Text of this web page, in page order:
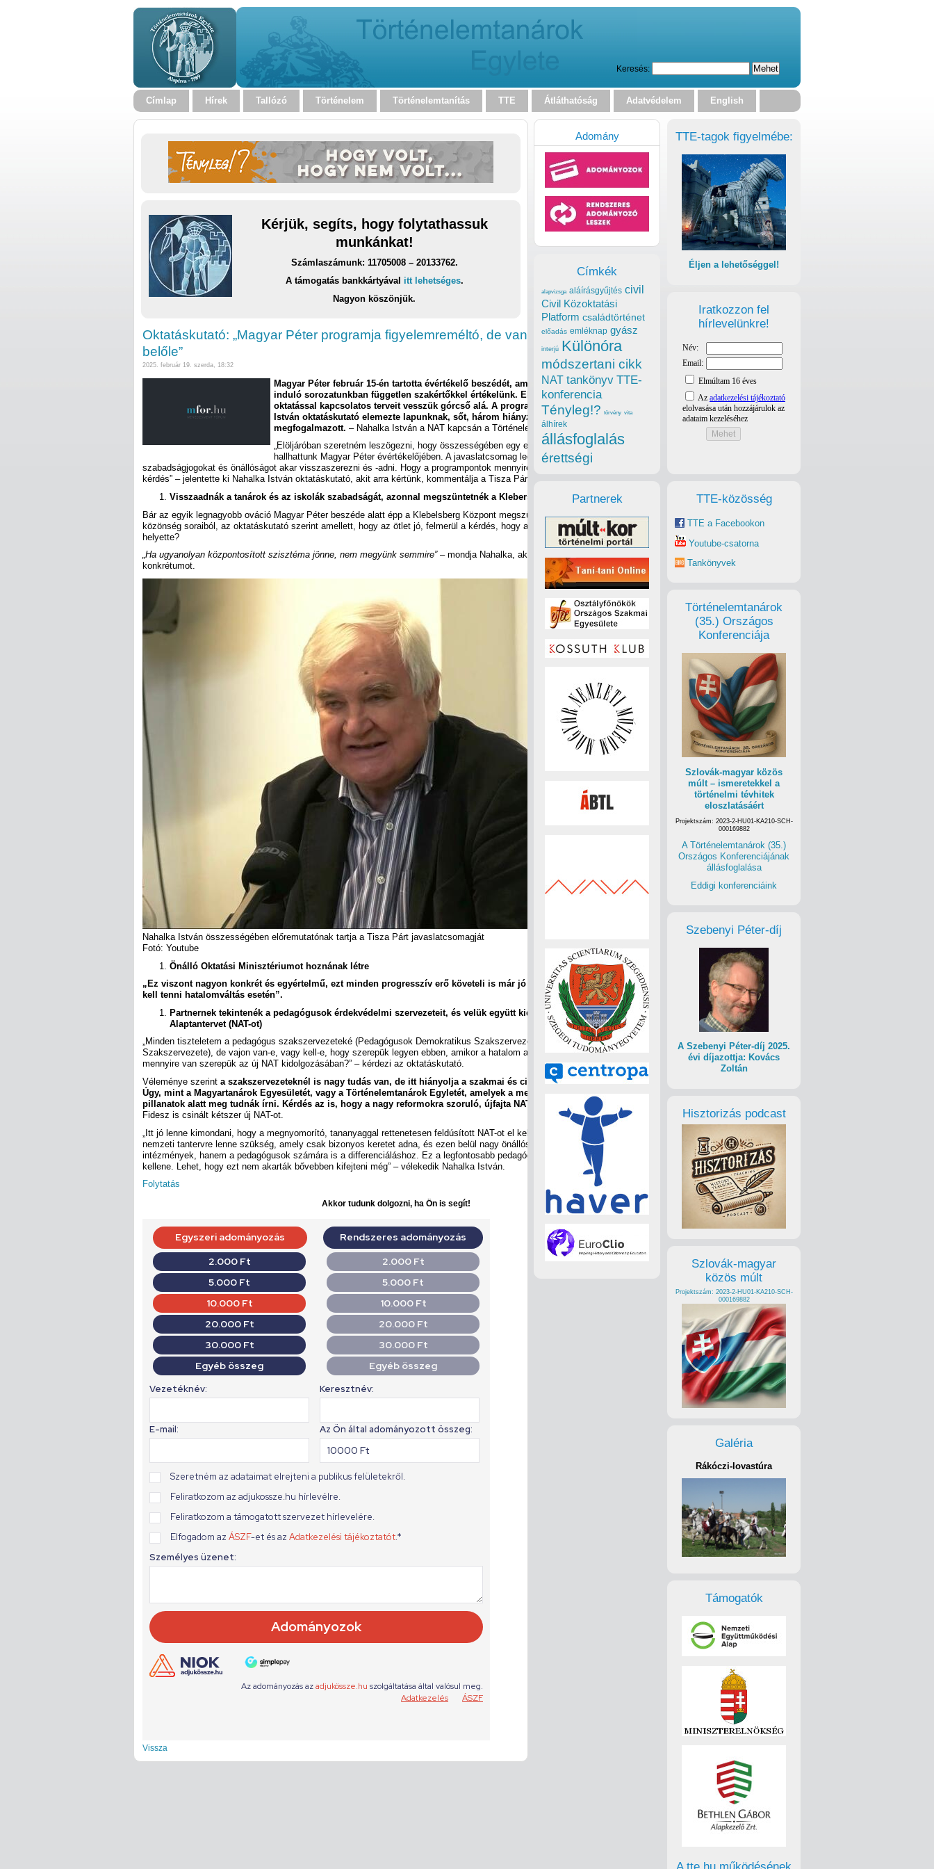
Keresés:
Címlap Hírek Tallózó Történelem Történelemtanítás TTE Átláthatóság Adatvédelem English
Kérjük, segíts, hogy folytathassuk
munkánkat!
Számlaszámunk: 11705008 – 20133762.
A támogatás bankkártyával itt lehetséges.
Nagyon köszönjük.
Oktatáskutató: „Magyar Péter programja figyelemreméltó, de van, ami hiányzik
belőle”
2025. február 19. szerda, 18:32
Magyar Péter február 15-én tartotta évértékelő beszédét, amelynek főbb pontjait most
induló sorozatunkban független szakértőkkel értékelünk. Elsőként a Tisza Párt
oktatással kapcsolatos terveit vesszük górcső alá. A program tizenkét pontját Nahalka
István oktatáskutató elemezte lapunknak, sőt, három hiányzó pontot is
megfogalmazott. – Nahalka István a NAT kapcsán a Történelemtanárok Egyletét is említi.
„Elöljáróban szeretném leszögezni, hogy összességében egy előremutató programot
hallhattunk Magyar Péter évértékelőjében. A javaslatcsomag legfontosabb pozitívuma, hogy
szabadságjogokat és önállóságot akar visszaszerezni és -adni. Hogy a programpontok mennyire konkrétak, az már más
kérdés” – jelentette ki Nahalka István oktatáskutató, akit arra kértünk, kommentálja a Tisza Párt oktatási programját.
Visszaadnák a tanárok és az iskolák szabadságát, azonnal megszüntetnék a Klebersberg Központot
Bár az egyik legnagyobb ováció Magyar Péter beszéde alatt épp a Klebelsberg Központ megszüntetésének hallatán tört ki a
közönség soraiból, az oktatáskutató szerint amellett, hogy az ötlet jó, felmerül a kérdés, hogy a megszüntetés után mi jönne
helyette?
„Ha ugyanolyan központosított szisztéma jönne, nem megyünk semmire” – mondja Nahalka, aki hiányolja a bejelentésből a
konkrétumot.
Nahalka István összességében előremutatónak tartja a Tisza Párt javaslatcsomagját
Fotó: Youtube
Önálló Oktatási Minisztériumot hoznának létre
„Ez viszont nagyon konkrét és egyértelmű, ezt minden progresszív erő követeli is már jó ideje. Ezt biztos, hogy meg
kell tenni hatalomváltás esetén”.
Partnernek tekintenék a pedagógusok érdekvédelmi szervezeteit, és velük együtt kidolgoznák az új Nemzeti
Alaptantervet (NAT-ot)
„Minden tiszteletem a pedagógus szakszervezeteké (Pedagógusok Demokratikus Szakszervezete és Pedagógusok
Szakszervezete), de vajon van-e, vagy kell-e, hogy szerepük legyen ebben, amikor a hatalom akar velük együttműködni, s
mennyire van szerepük az új NAT kidolgozásában?” – kérdezi az oktatáskutató.
Véleménye szerint a szakszervezeteknél is nagy tudás van, de itt hiányolja a szakmai és civil szervezetek említését.
Úgy, mint a Magyartanárok Egyesületét, vagy a Történelemtanárok Egyletét, amelyek a megfelelő NAT-részleteket
pillanatok alatt meg tudnák írni. Kérdés az is, hogy a nagy reformokra szoruló, újfajta NAT milyen lenne.
Hiszen a
Fidesz is csinált kétszer új NAT-ot.
„Itt jó lenne kimondani, hogy a megnyomorító, tananyaggal rettenetesen feldúsított NAT-ot el kellene felejteni, és egy olyan
nemzeti tantervre lenne szükség, amely csak bizonyos keretet adna, és ezen belül nagy önállóságot biztosítana nemcsak az
intézmények, hanem a pedagógusok számára is a differenciáláshoz. Ez a legfontosabb pedagógiai elv, aminek érvényesülnie
kellene. Lehet, hogy ezt nem akarták bővebben kifejteni még” – vélekedik Nahalka István.
Folytatás
Akkor tudunk dolgozni, ha Ön is segít!
Vissza
TTE-tagok figyelmébe:
Éljen a lehetőséggel!
Iratkozzon fel
hírlevelünkre!
TTE-közösség
TTE a Facebookon
Youtube-csatorna
Tankönyvek
Történelemtanárok
(35.) Országos
Konferenciája
Szlovák-magyar közös
múlt – ismeretekkel a
történelmi tévhitek
eloszlatásáért
Projektszám: 2023-2-HU01-KA210-SCH-
000169882
A Történelemtanárok (35.)
Országos Konferenciájának
állásfoglalása
Eddigi konferenciáink
Szebenyi Péter-díj
A Szebenyi Péter-díj 2025.
évi díjazottja: Kovács
Zoltán
Hisztorizás podcast
Szlovák-magyar
közös múlt
Projektszám: 2023-2-HU01-KA210-SCH-
000169882
Galéria
Rákóczi-lovastúra
Támogatók
Adomány
Címkék
alapvizsga aláírásgyűjtés civil
Civil Közoktatási
Platform családtörténet
előadás emléknap gyász
interjú Különóra
módszertani cikk
NAT tankönyv TTE-
konferencia
Tényleg!? törvény vita
álhírek
állásfoglalás
érettségi
Partnerek